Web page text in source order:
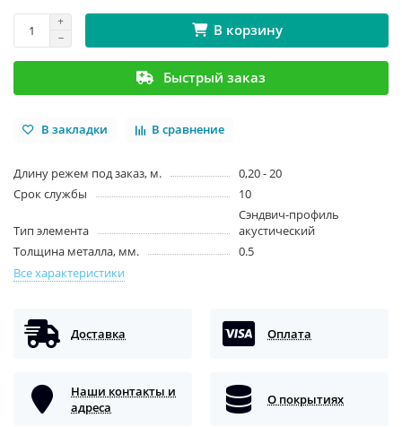
В корзину
Быстрый заказ
В закладки В сравнение
Длину режем под заказ, м.
0,20 - 20
Срок службы
10
Тип элемента
Сэндвич-профиль
акустический
Толщина металла, мм.
0.5
Все характеристики
Доставка Оплата
Наши контакты и
адреса
О покрытиях